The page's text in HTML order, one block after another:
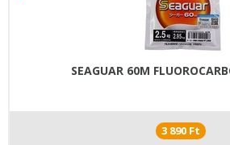
SEAGUAR 60M
3 890 Ft